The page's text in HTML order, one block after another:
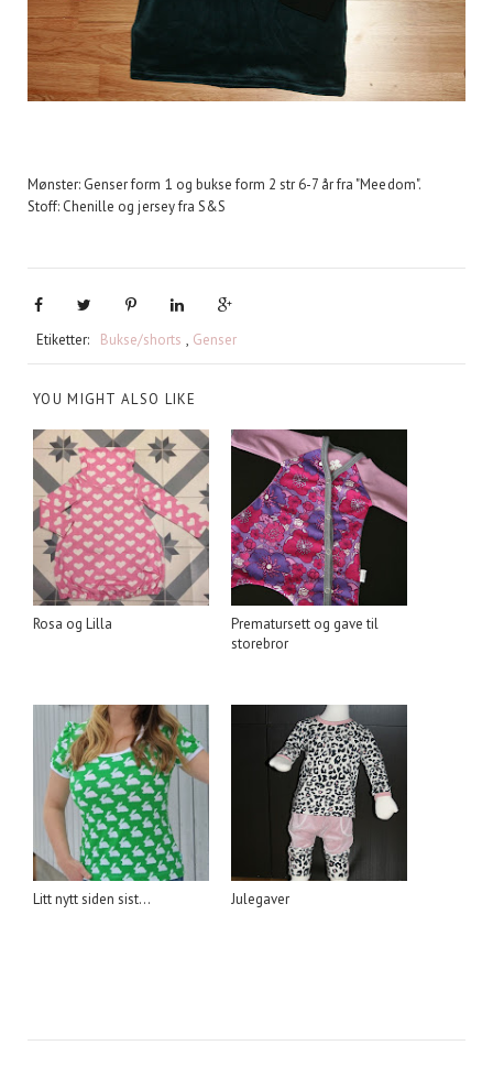
Mønster: Genser form 1 og bukse form 2 str 6-7 år fra "Meedom".
Stoff: Chenille og jersey fra S&S
Etiketter: Bukse/shorts , Genser
YOU MIGHT ALSO LIKE
Rosa og Lilla
Prematursett og gave til
storebror
Litt nytt siden sist... Julegaver